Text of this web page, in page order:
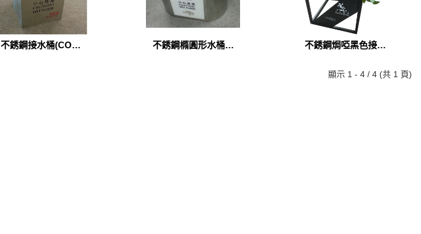
不銹鋼接水桶(CON-
不銹鋼橢圓形水桶箱
不銹鋼焗啞黑色接水
顯示 1 - 4 / 4 (共 1 頁)